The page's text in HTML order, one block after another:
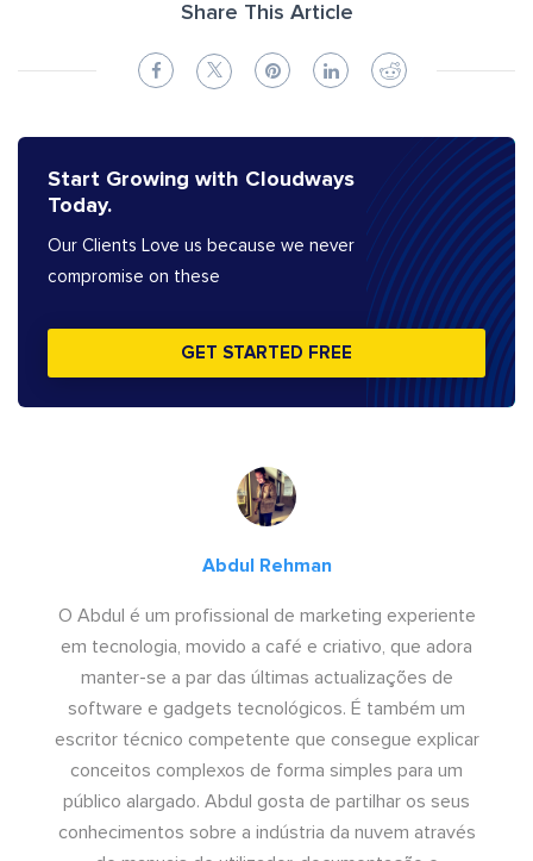
Share This Article
Start Growing with Cloudways
Today.
Our Clients Love us because we never
compromise on these
GET STARTED FREE
Abdul Rehman
O Abdul é um profissional de marketing experiente
em tecnologia, movido a café e criativo, que adora
manter-se a par das últimas actualizações de
software e gadgets tecnológicos. É também um
escritor técnico competente que consegue explicar
conceitos complexos de forma simples para um
público alargado. Abdul gosta de partilhar os seus
conhecimentos sobre a indústria da nuvem através